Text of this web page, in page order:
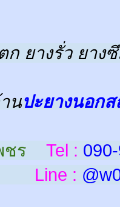
ก ยางรั่ว ยาง
นปะยางนอก
ชร Tel :
: @w